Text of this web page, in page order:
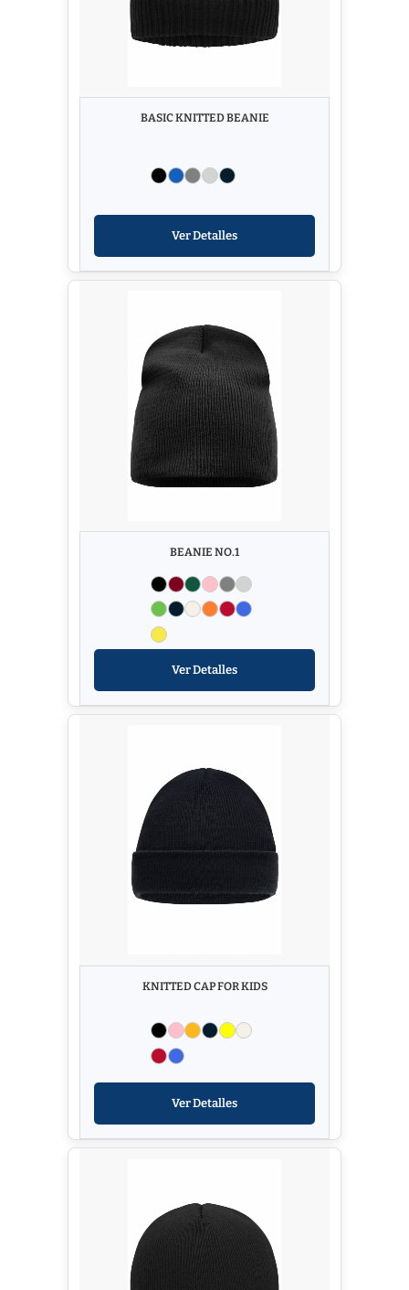
BASIC KNITTED BEANIE
Ver Detalles
BEANIE NO.1
Ver Detalles
KNITTED CAP FOR KIDS
Ver Detalles